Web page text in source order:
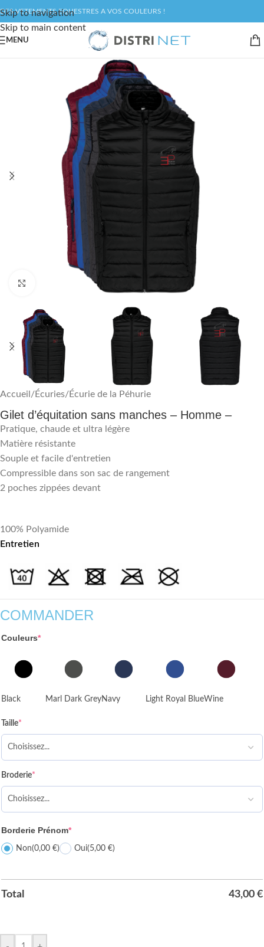
Skip to navigation
Skip to main content
DES VETEMENTS EQUESTRES A VOS COULEURS !
MENU
Accueil /Écuries/Écurie de la Péhurie
Gilet d’équitation sans manches – Homme –
Pratique, chaude et ultra légère
Matière résistante
Souple et facile d'entretien
Compressible dans son sac de rangement
2 poches zippées devant
100% Polyamide
Entretien
COMMANDER
Couleurs*
Black Marl Dark GreyNavy Light Royal BlueWine
Taille*
Broderie*
Borderie Prénom*
Non(0,00 €) Oui(5,00 €)
Total 43,00 €